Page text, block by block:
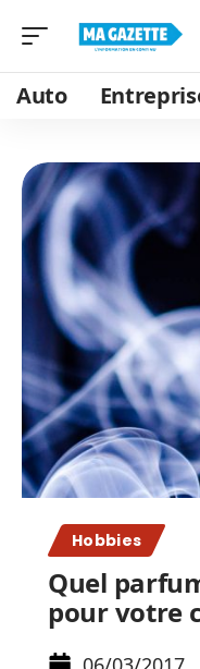
Auto
Hobbies
Quel
pour votre